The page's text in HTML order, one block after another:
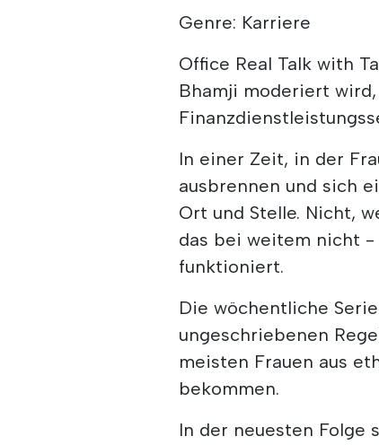
Genre: Karriere
Office Real Talk with
Bhamji moderiert
In einer Zeit, in der
ausbrennen und sich
Ort und Stelle. Nicht,
das bei weitem nicht -
funktioniert.
Die wöchentliche
ungeschriebenen
meisten Frauen aus
bekommen.
In der neuesten Folge